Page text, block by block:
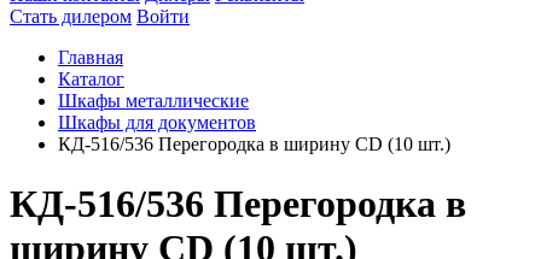
Стать дилером Войти
Главная
Каталог
Шкафы металлические
Шкафы для документов
КД-516/536 Перегородка в ширину CD (10 шт.)
КД-516/536 Перегородка в
ширину CD (10 шт.)